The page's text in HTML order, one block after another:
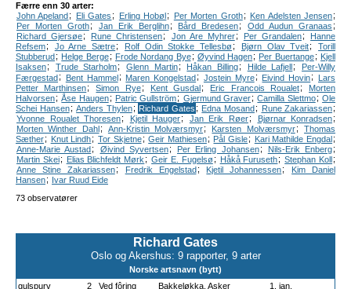
Færre enn 30 arter:
John Apeland ; Eli Gates ; Erling Hobøl ; Per Morten Groth; Ken Adelsten Jensen;
Per Morten Groth; Jan Erik Berglihn ; Bård Bredesen; Odd Audun Granaas ;
Richard Gjersøe; Rune Christensen; Jon Are Myhrer; Per Grandalen;
Hanne
Refsem; Jo Arne Sætre; Rolf Odin Stokke Tellesbø ; Bjørn Olav Tveit; Torill
Stubberud ; Helge Berge; Frode Nordang Bye ; Øyvind Hagen; Per Buertange; Kjell
Isaksen; Trude Starholm; Glenn Martin; Håkan Billing; Hilde Lafjell ;
Per-Willy
Færgestad; Bent Hammel ; Maren Kongelstad; Jostein Myre; Eivind Hovin;
Lars
Petter Marthinsen; Simon Rye; Kent Gusdal; Eric Francois Roualet;
Morten
Halvorsen; Åse Haugen; Patric Gullström; Gjermund Graver; Camilla Slettmo; Ole
Schei Hansen ; Anders Thylen; Richard Gates ; Edna Mosand; Rune Zakariassen;
Yvonne Roualet Thoresen; Kjetil Hauger; Jan Erik Røer; Bjørnar Konradsen;
Morten Winther Dahl ; Ann-Kristin Molværsmyr; Karsten Molværsmyr; Thomas
Sæther; Knut Lindh; Tor Skjetne ; Geir Mathiesen; Pål Gisle; Kari Mathilde Engdal;
Anne-Marie Austad; Øivind Syvertsen; Per Erling Johansen ; Nils-Erik Enberg;
Martin Skei; Elias Blichfeldt Mørk ; Geir E. Fugelsø ; Håkå Furuseth; Stephan Koll;
Anne Stine Zakariassen; Fredrik Engelstad ; Kjetil Johannessen;
Kim Daniel
Hansen; Ivar Ruud Eide
73 observatører
Richard Gates
Oslo og Akershus: 9 rapporter, 9 arter
Norske artsnavn (bytt)
gulspurv
2 Ved fôring Bakkeløkka, Asker 1. jan.